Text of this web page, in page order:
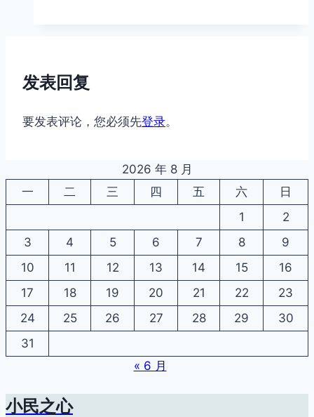
发表回复
要发表评论，您必须先登录。
2026 年 8 月
一
二 三 四 五 六
日
1
2
3
4 5 6 7 8
9
10
11 12 13 14 15
16
17
18 19 20 21 22
23
24
25 26 27 28 29
30
31
« 6 月
小民之心